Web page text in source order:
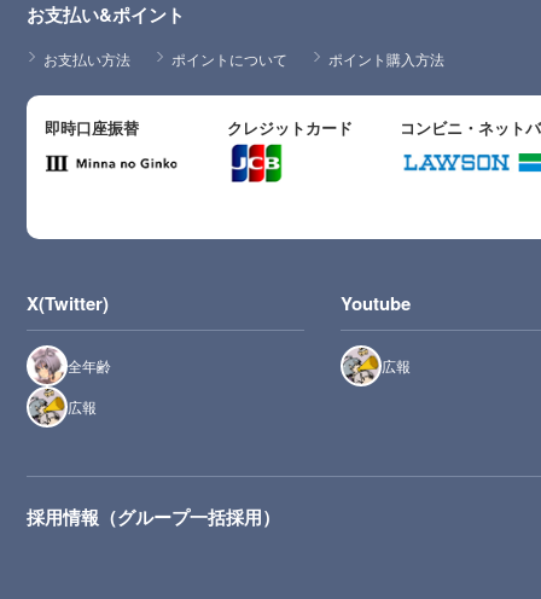
お支払い&ポイント
お支払い方法 ポイントについて ポイント購入方法
即時口座振替 クレジットカード コンビニ・ネット
X(Twitter)
全年齢
広報
Youtube
広報
採用情報（グループ一括採用）